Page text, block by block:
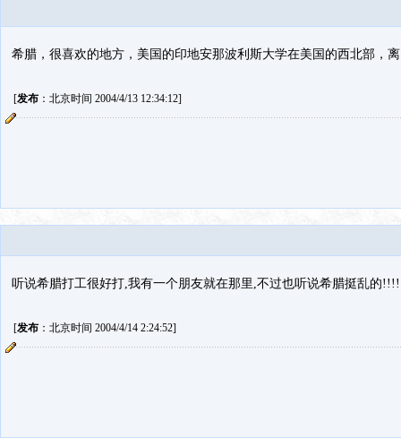
希腊，很喜欢的地方，美国的印地安那波利斯大学在美国的西北部，
[发布：北京时间 2004/4/13 12:34:12]
听说希腊打工很好打,我有一个朋友就在那里,不过也听说希腊挺乱的
[发布：北京时间 2004/4/14 2:24:52]